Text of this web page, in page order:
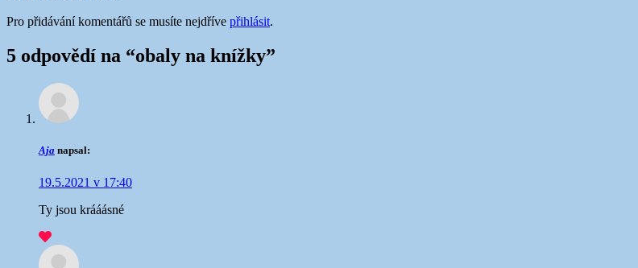
Pro přidávání komentářů se musíte nejdříve přihlásit.
5 odpovědí na “obaly na knížky”
Aja napsal:
19.5.2021 v 17:40
Ty jsou krááásné